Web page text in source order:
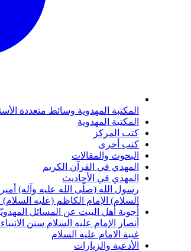
المكتبة المهدوية وسائط متعددة
المكتبة المهدوية
كتب المركز
كتب أخرى
البحوث والمقالات
المهدي في القرآن الكريم
المهدي في الأحاديث
رسول الله (صلّى الله عليه وآله)
السلام) الإمام الكاظم (عليه السلام)
أجوبة أهل البيت عن المسائل
أنصار الإمام عليه السلام سنن
غيبة الامام عليه السلام
الأدعية والزيارات